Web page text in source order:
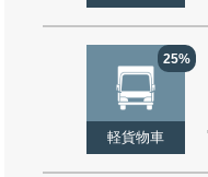
25%
軽貨物車